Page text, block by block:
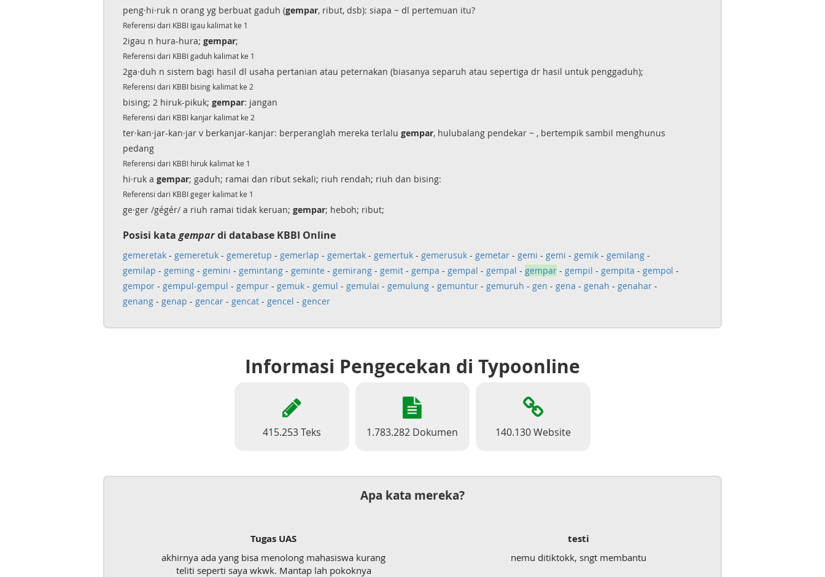
peng·hi·ruk n orang yg berbuat gaduh (gempar, ribut, dsb): siapa ~ dl pertemuan itu?
Referensi dari KBBI igau kalimat ke 1
2igau n hura-hura; gempar;
Referensi dari KBBI gaduh kalimat ke 1
2ga·duh n sistem bagi hasil dl usaha pertanian atau peternakan (biasanya separuh atau sepertiga dr hasil untuk penggaduh);
Referensi dari KBBI bising kalimat ke 2
bising; 2 hiruk-pikuk; gempar: jangan
Referensi dari KBBI kanjar kalimat ke 2
ter·kan·jar-kan·jar v berkanjar-kanjar: berperanglah mereka terlalu gempar, hulubalang pendekar ~ , bertempik sambil menghunus
pedang
Referensi dari KBBI hiruk kalimat ke 1
hi·ruk a gempar; gaduh; ramai dan ribut sekali; riuh rendah; riuh dan bising:
Referensi dari KBBI geger kalimat ke 1
ge·ger /gégér/ a riuh ramai tidak keruan; gempar; heboh; ribut;
Posisi kata gempardi database KBBI Online
gemeretak- gemeretuk- gemeretup - gemerlap - gemertak- gemertuk- gemerusuk- gemetar- gemi - gemi - gemik- gemilang-
gemilap - geming- gemini - gemintang- geminte - gemirang- gemit- gempa - gempal - gempal - gempar- gempil - gempita - gempol -
gempor- gempul-gempul - gempur- gemuk- gemul - gemulai - gemulung- gemuntur- gemuruh - gen - gena - genah - genahar-
genang- genap - gencar- gencat- gencel - gencer
Informasi Pengecekan di Typoonline
415.253 Teks 1.783.282 Dokumen 140.130 Website
Apa kata mereka?
akhirnya ada yang bisa menolong mahasiswa kurang
teliti seperti saya wkwk. Mantap lah pokoknya
nemu ditiktokk, sngt membantu Mudah sekali, tinggal kirim dokumennya langsung jadi